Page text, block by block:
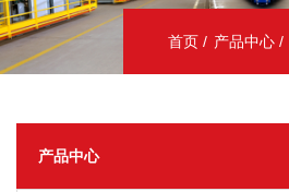
首页 产品中心
产品中心